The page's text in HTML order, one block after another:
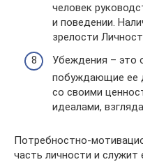
человек
и поведении.
зрелости
Убеждения – это
побуждающие ее
со своими
идеалами,
Потребностно-
часть личности и